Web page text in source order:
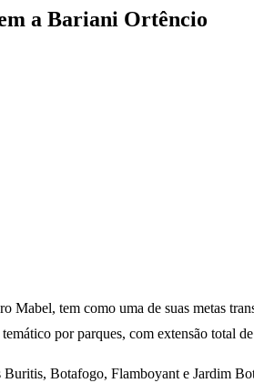
a Bariani Ortêncio
tem como uma de suas metas
por parques, com extensão total
Botafogo, Flamboyant e Jardim